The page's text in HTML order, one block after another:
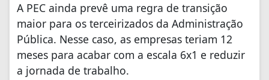
A PEC ainda prevê uma regra de transição
maior para os terceirizados da Administração
Pública. Nesse caso, as empresas teriam 12
meses para acabar com a escala 6x1 e reduzir
a jornada de trabalho.